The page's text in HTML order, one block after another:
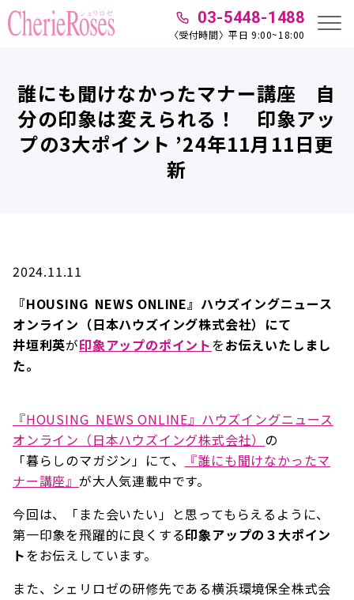
03-5448-1488
〈受付時間〉平日 9:00~18:00
誰にも聞けなかったマナー講座 自
分の印象は変えられる！ 印象アッ
プの3大ポイント ’24年11月11日更
新
2024.11.11
『HOUSING NEWS ONLINE』ハウズイングニュース
オンライン（日本ハウズイング株式会社）にて
井垣利英が印象アップのポイントをお伝えいたしまし
た。
『HOUSING NEWS ONLINE』ハウズイングニュース
オンライン（日本ハウズイング株式会社） の
「暮らしのマガジン」にて、
『誰にも聞けなかったマ
ナー講座』 が大人気連載中です。
今回は、「また会いたい」と思ってもらえるように、
第一印象を飛躍的に良くする印象アップの３大ポイン
トをお伝えしています。
また、シェリロゼの研修先である横浜環境保全株式会